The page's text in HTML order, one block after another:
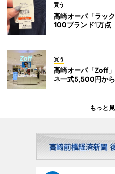
買う
高崎オーパ「ラッ
100ブランド1万点
買う
高崎オーパ「Zoff
ネ一式5,500円から
もっと